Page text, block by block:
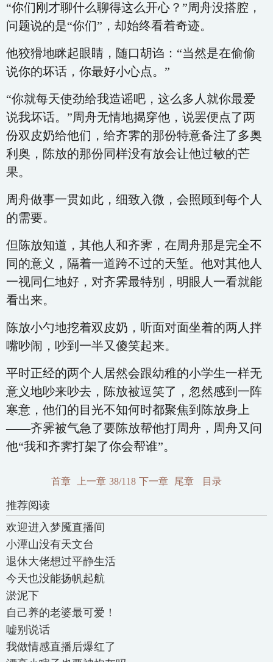
“你们刚才聊什么聊得这么开心？”周舟没搭腔，
问题说的是“你们”，却始终看着奇迹。
他狡猾地眯起眼睛，随口胡诌：“当然是在偷偷
说你的坏话，你最好小心点。”
“你就每天使劲给我造谣吧，这么多人就你最爱
说我坏话。”周舟无情地揭穿他，说罢便点了两
份双皮奶给他们，给齐霁的那份特意备注了多奥
利奥，陈放的那份同样没有放会让他过敏的芒
果。
周舟做事一贯如此，细致入微，会照顾到每个人
的需要。
但陈放知道，其他人和齐霁，在周舟那是完全不
同的意义，隔着一道跨不过的天堑。他对其他人
一视同仁地好，对齐霁最特别，明眼人一看就能
看出来。
陈放小勺地挖着双皮奶，听面对面坐着的两人拌
嘴吵闹，吵到一半又傻笑起来。
平时正经的两个人居然会跟幼稚的小学生一样无
意义地吵来吵去，陈放被逗笑了，忽然感到一阵
寒意，他们的目光不知何时都聚焦到陈放身上
——齐霁被气急了要陈放帮他打周舟，周舟又问
他“我和齐霁打架了你会帮谁”。
首章 上一章 38/118 下一章 尾章 目录
推荐阅读
欢迎进入梦魇直播间
小潭山没有天文台
退休大佬想过平静生活
今天也没能扬帆起航
淤泥下
自己养的老婆最可爱！
嘘别说话
我做情感直播后爆红了